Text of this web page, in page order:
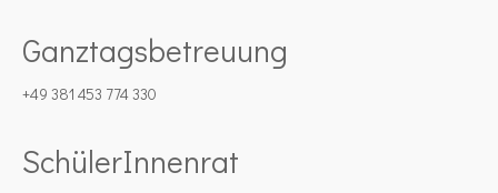
Ganztagsbetreuung
+49 381 453 774 330
SchülerInnenrat